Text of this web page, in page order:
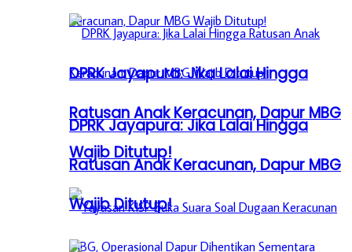
DPRK Jayapura: Jika Lalai Hingga
Ratusan Anak Keracunan, Dapur MBG
Wajib Ditutup!
DPRK Jayapura: Jika Lalai Hingga
Ratusan Anak Keracunan, Dapur MBG
Wajib Ditutup!